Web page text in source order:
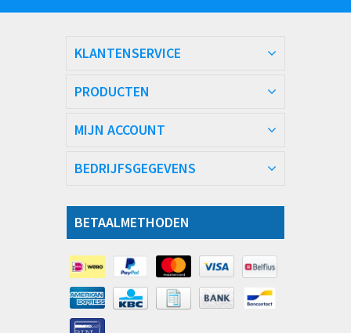
KLANTENSERVICE
PRODUCTEN
MIJN ACCOUNT
BEDRIJFSGEGEVENS
BETAALMETHODEN